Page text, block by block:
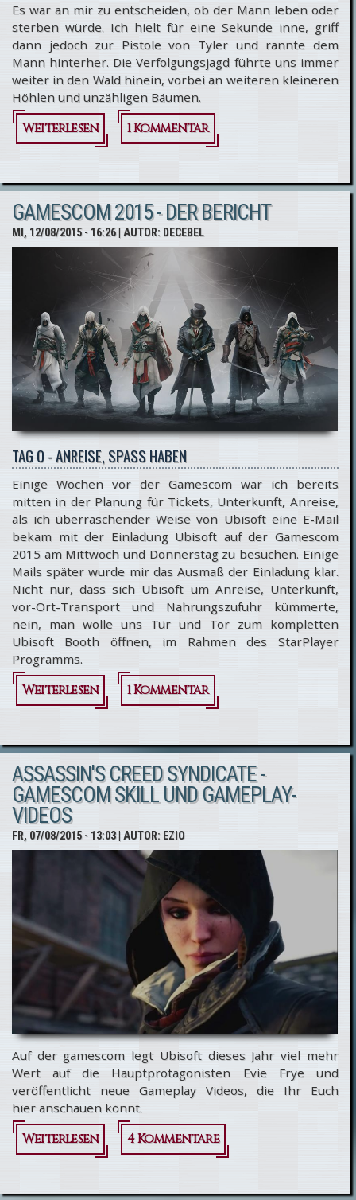
Es war an mir zu entscheiden, ob der Mann leben oder
sterben würde. Ich hielt für eine Sekunde inne, griff
dann jedoch zur Pistole von Tyler und rannte dem
Mann hinterher. Die Verfolgungsjagd führte uns immer
weiter in den Wald hinein, vorbei an weiteren kleineren
Höhlen und unzähligen Bäumen.
Weiterlesen
über [FAN-
ASSASSIN'S
CREED:
UNWRITTEN
STORIES -
PART III
Kapitel 1
1 Kommentar
GAMESCOM 2015 - DER BERICHT
MI, 12/08/2015 - 16:26| AUTOR: DECEBEL
TAG 0 - ANREISE, SPASS HABEN
Einige Wochen vor der Gamescom war ich bereits
mitten in der Planung für Tickets, Unterkunft, Anreise,
als ich überraschender Weise von Ubisoft eine E-Mail
bekam mit der Einladung Ubisoft auf der Gamescom
2015 am Mittwoch und Donnerstag zu besuchen. Einige
Mails später wurde mir das Ausmaß der Einladung klar.
Nicht nur, dass sich Ubisoft um Anreise, Unterkunft,
vor-Ort-Transport und Nahrungszufuhr kümmerte,
nein, man wolle uns Tür und Tor zum kompletten
Ubisoft Booth öffnen, im Rahmen des StarPlayer
Programms.
Weiterlesen
über
2015 - Der
Bericht
1 Kommentar
ASSASSIN'S CREED SYNDICATE -
GAMESCOM SKILL UND GAMEPLAY-
VIDEOS
FR, 07/08/2015 - 13:03| AUTOR: EZIO
Auf der gamescom legt Ubisoft dieses Jahr viel mehr
Wert auf die Hauptprotagonisten Evie Frye und
veröffentlicht neue Gameplay Videos, die Ihr Euch
hier anschauen könnt.
Weiterlesen
über
Creed
4 Kommentare